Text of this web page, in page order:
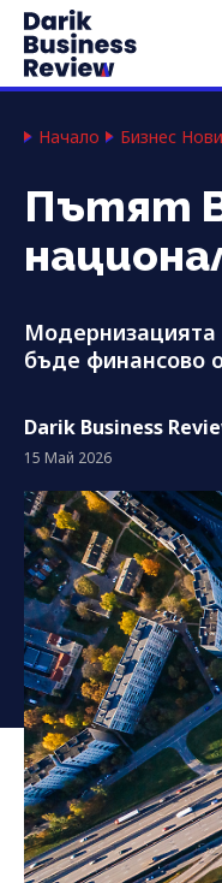
Начало Бизнес
Пътят
Модернизацията
бъде финансово
Darik Business
15 Май 2026